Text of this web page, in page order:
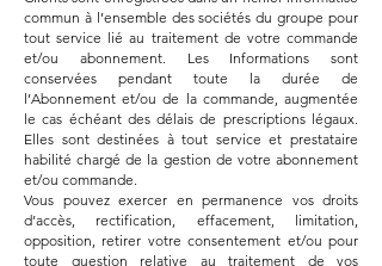
commun à l’ensemble des sociétés du groupe pour
tout service lié au traitement de votre commande
et/ou abonnement. Les Informations sont
conservées pendant toute la durée de
l’Abonnement et/ou de la commande, augmentée
le cas échéant des délais de prescriptions légaux.
Elles sont destinées à tout service et prestataire
habilité chargé de la gestion de votre abonnement
et/ou commande.
Vous pouvez exercer en permanence vos droits
d’accès, rectification, effacement, limitation,
opposition, retirer votre consentement et/ou pour
toute question relative au traitement de vos